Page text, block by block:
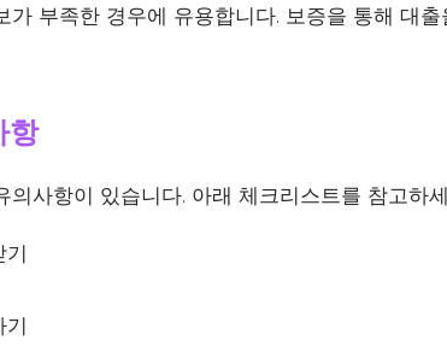
부족한 경우에 유용합니다. 보증을 통해 대
항
사항이 있습니다. 아래 체크리스트를 참고하
기
기